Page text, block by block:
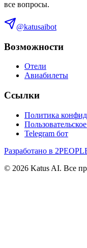
все вопросы.
@katusaibot
Возможности
Отели
Авиабилеты
Ссылки
Политика
Telegram бот
Разработано в
© 2026 Katus AI. Все